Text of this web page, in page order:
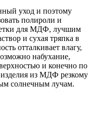
уход и поэтому
полироли и
для МДФ, лучшим
и сухая тряпка в
отталкивает влагу,
набухание,
и конечно по
изделия из МДФ резкому
солнечным лучам.